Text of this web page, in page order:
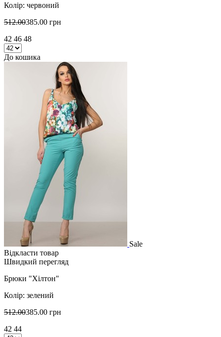
Колір: червоний
512.00385.00 грн
42 46 48
До кошика
Sale
Відкласти товар
Швидкий перегляд
Брюки "Хілтон"
Колір: зелений
512.00385.00 грн
42 44